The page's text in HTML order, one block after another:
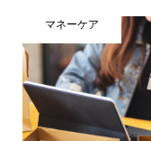
マネーケア